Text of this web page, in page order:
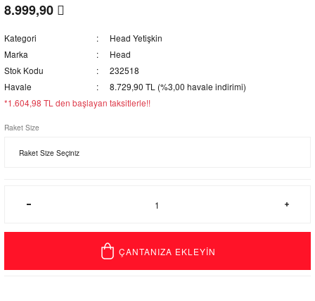
8.999,90
Kategori
Head Yetişkin
Marka
Head
Stok Kodu
232518
Havale
8.729,90 TL (%3,00 havale indirimi)
*1.604,98 TL den başlayan taksitlerle!!
Raket Size
ÇANTANIZA EKLEYİN